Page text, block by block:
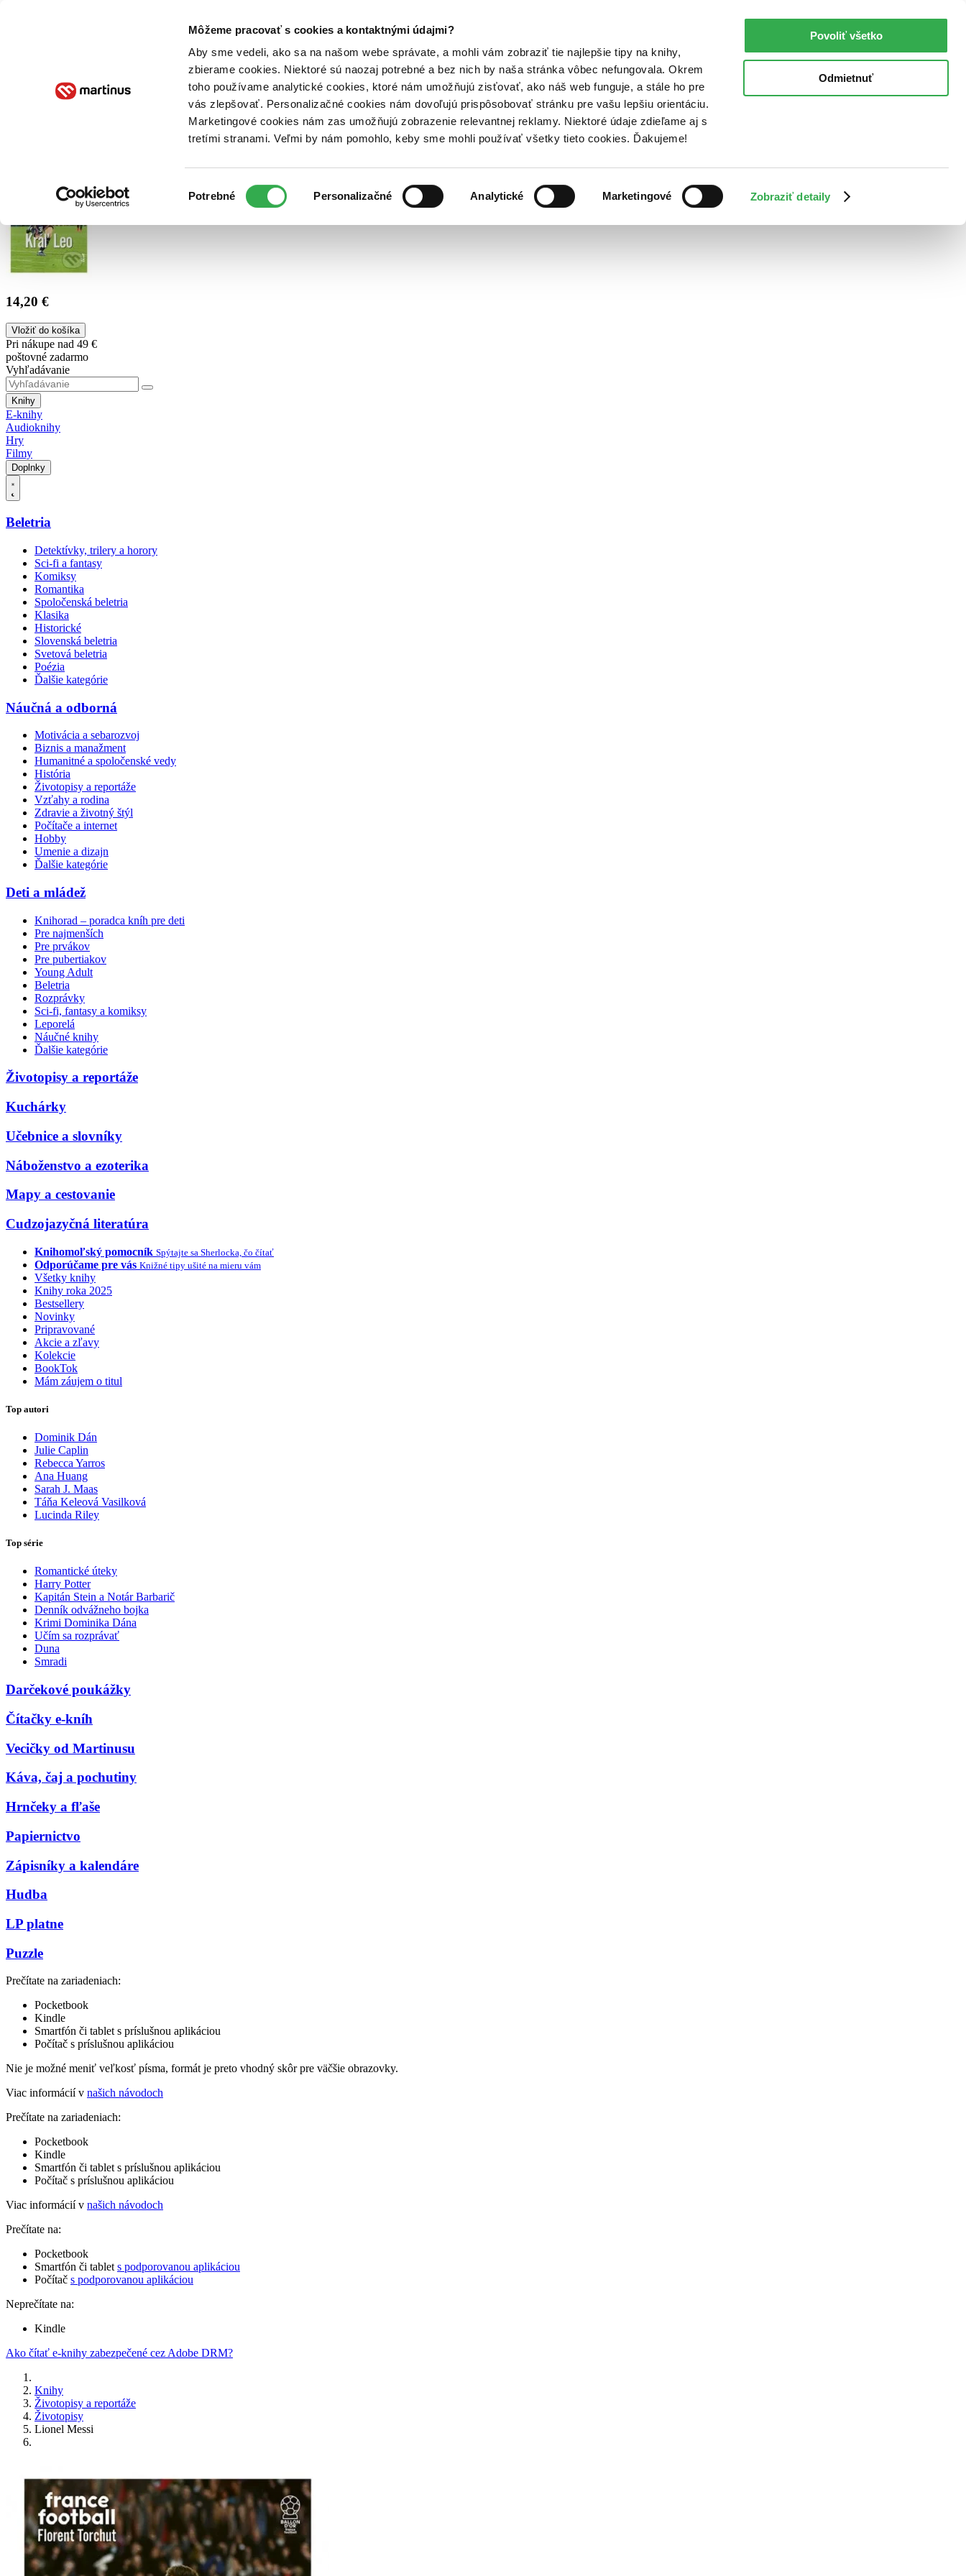
Môžeme pracovať s cookies a kontaktnými údajmi?
Aby sme vedeli, ako sa na našom webe správate, a mohli vám zobraziť tie najlepšie tipy na knihy,
zbierame cookies. Niektoré sú naozaj potrebné a bez nich by naša stránka vôbec nefungovala. Okrem
toho používame analytické cookies, ktoré nám umožňujú zisťovať, ako náš web funguje, a stále ho pre
vás zlepšovať. Personalizačné cookies nám dovoľujú prispôsobovať stránku pre vašu lepšiu orientáciu.
Marketingové cookies nám zas umožňujú zobrazenie relevantnej reklamy. Niektoré údaje zdieľame aj s
tretími stranami. Veľmi by nám pomohlo, keby sme mohli používať všetky tieto cookies. Ďakujeme!
súhlasu
Potrebné Personalizačné Analytické Marketingové Zobraziť detaily
Povoliť všetko
Odmietnuť
Poukážky Kontakt
14,20 €
Vložiť do košíka
Pri nákupe nad 49 €
poštovné zadarmo
Vyhľadávanie
Knihy
E-knihy
Audioknihy
Hry
Filmy
Doplnky
Beletria
Detektívky, trilery a horory
Sci-fi a fantasy
Komiksy
Romantika
Spoločenská beletria
Klasika
Historické
Slovenská beletria
Svetová beletria
Poézia
Ďalšie kategórie
Náučná a odborná
Motivácia a sebarozvoj
Biznis a manažment
Humanitné a spoločenské vedy
História
Životopisy a reportáže
Vzťahy a rodina
Zdravie a životný štýl
Počítače a internet
Hobby
Umenie a dizajn
Ďalšie kategórie
Deti a mládež
Knihorad – poradca kníh pre deti
Pre najmenších
Pre prvákov
Pre pubertiakov
Young Adult
Beletria
Rozprávky
Sci-fi, fantasy a komiksy
Leporelá
Náučné knihy
Ďalšie kategórie
Životopisy a reportáže
Kuchárky
Učebnice a slovníky
Náboženstvo a ezoterika
Mapy a cestovanie
Cudzojazyčná literatúra
Knihomoľský pomocník Spýtajte sa Sherlocka, čo čítať
Odporúčame pre vás Knižné tipy ušité na mieru vám
Všetky knihy
Knihy roka 2025
Bestsellery
Novinky
Pripravované
Akcie a zľavy
Kolekcie
BookTok
Mám záujem o titul
Top autori
Dominik Dán
Julie Caplin
Rebecca Yarros
Ana Huang
Sarah J. Maas
Táňa Keleová Vasilková
Lucinda Riley
Top série
Romantické úteky
Harry Potter
Kapitán Stein a Notár Barbarič
Denník odvážneho bojka
Krimi Dominika Dána
Učím sa rozprávať
Duna
Smradi
Darčekové poukážky
Čítačky e-kníh
Vecičky od Martinusu
Káva, čaj a pochutiny
Hrnčeky a fľaše
Papiernictvo
Zápisníky a kalendáre
Hudba
LP platne
Puzzle
Prečítate na zariadeniach:
Pocketbook
Kindle
Smartfón či tablet s príslušnou aplikáciou
Počítač s príslušnou aplikáciou
Nie je možné meniť veľkosť písma, formát je preto vhodný skôr pre väčšie obrazovky.
Viac informácií v našich návodoch
Prečítate na zariadeniach:
Pocketbook
Kindle
Smartfón či tablet s príslušnou aplikáciou
Počítač s príslušnou aplikáciou
Viac informácií v našich návodoch
Prečítate na:
Pocketbook
Smartfón či tablet s podporovanou aplikáciou
Počítač s podporovanou aplikáciou
Neprečítate na:
Kindle
Ako čítať e-knihy zabezpečené cez Adobe DRM?
Knihy
Životopisy a reportáže
Životopisy
Lionel Messi